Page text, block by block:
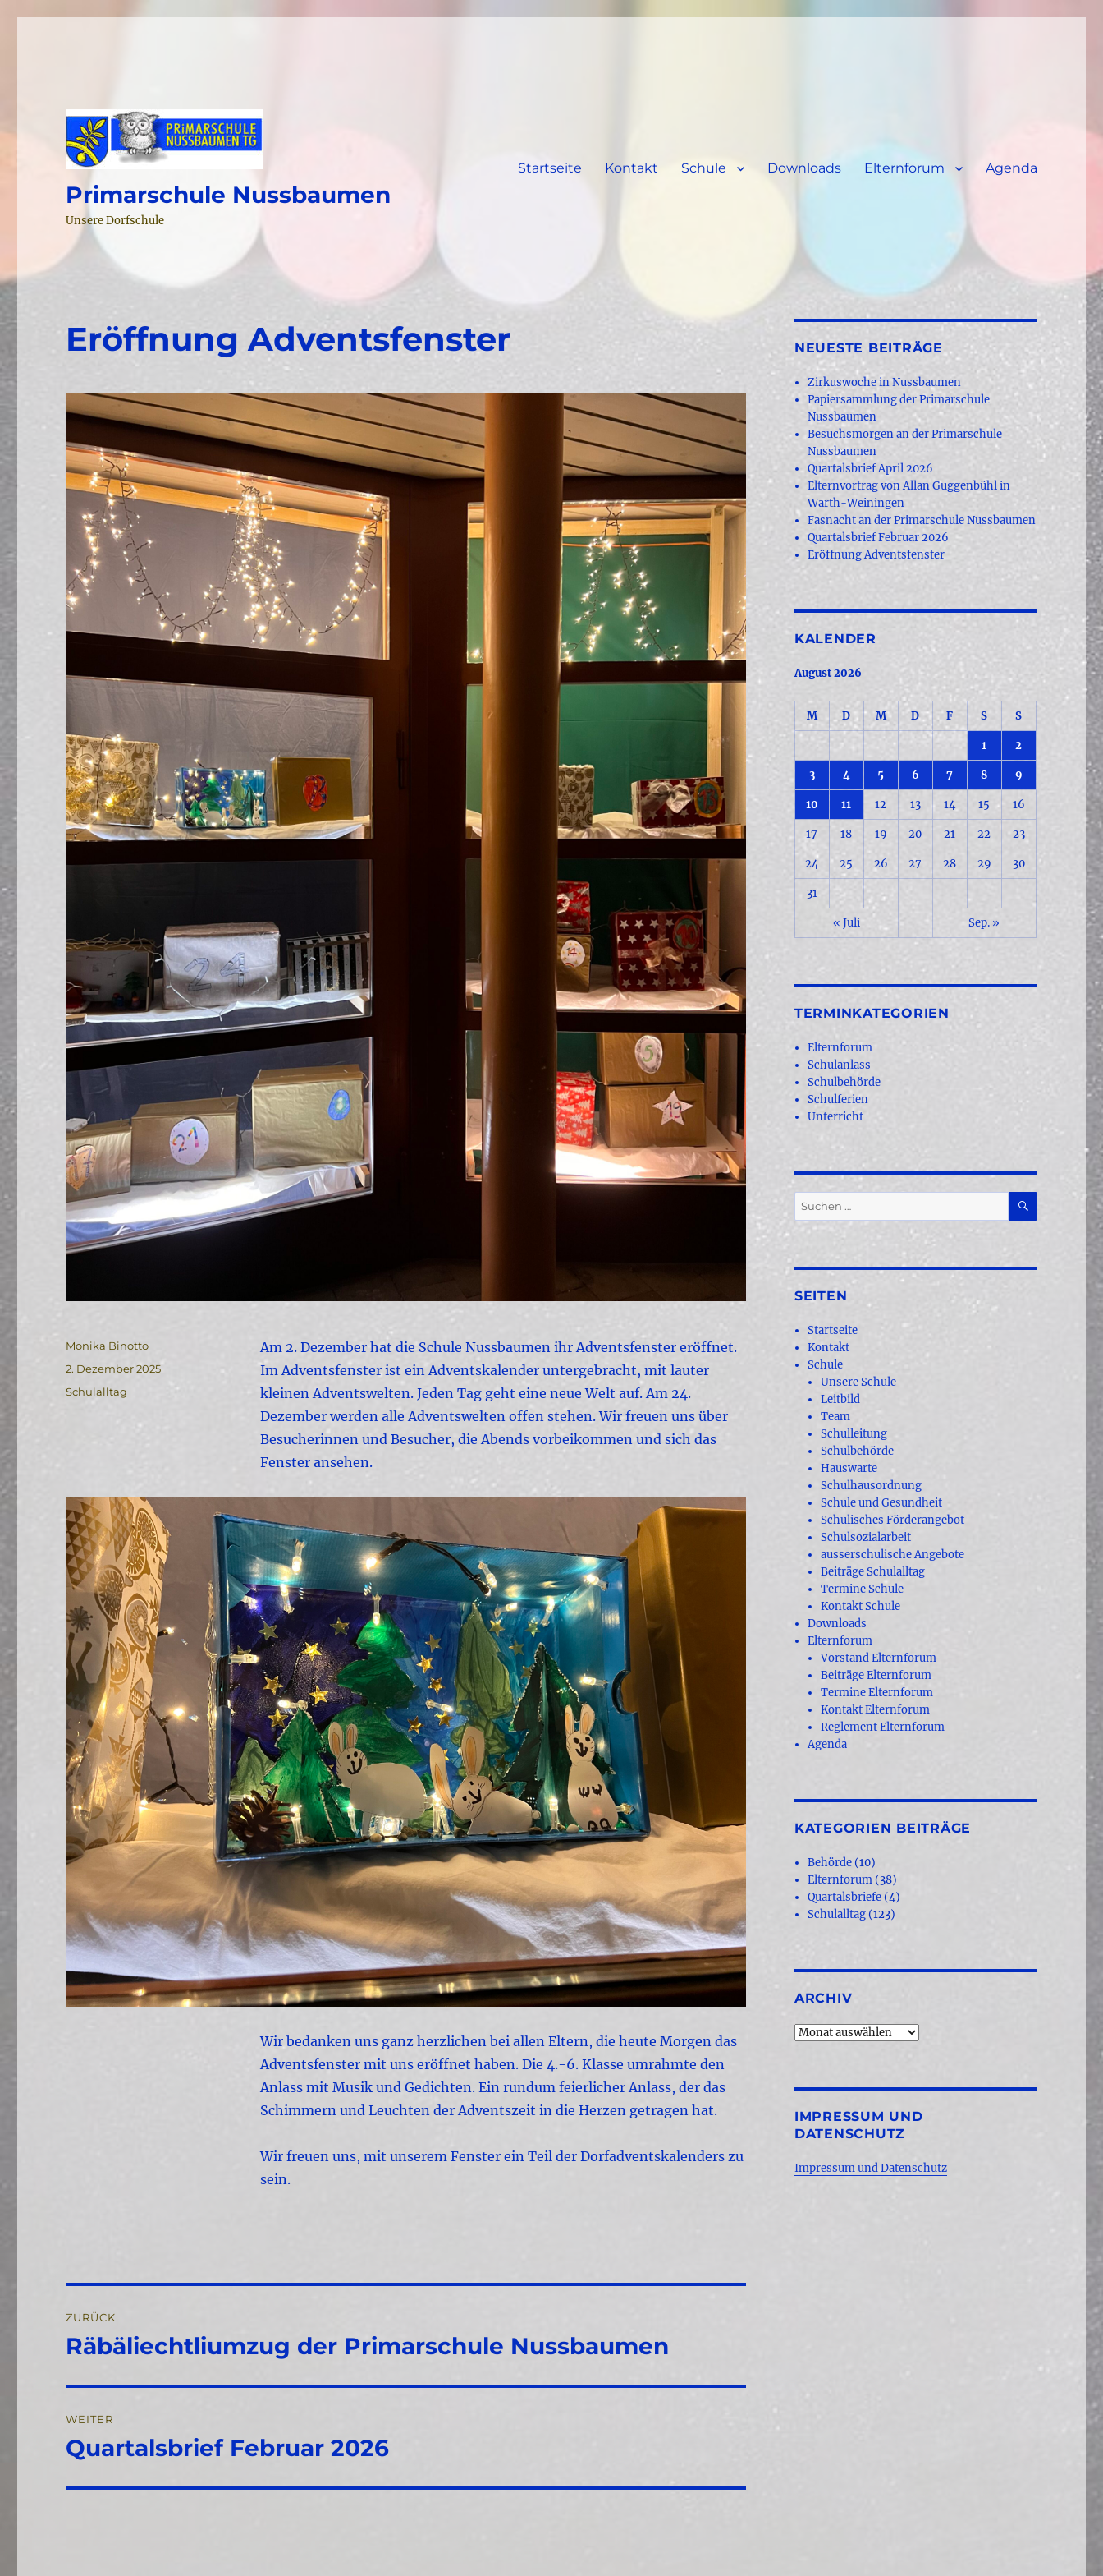
Primarschule Nussbaumen
Unsere Dorfschule
Startseite Kontakt Schule Downloads Elternforum Agenda
Eröffnung Adventsfenster
Am 2. Dezember hat die Schule Nussbaumen ihr Adventsfenster eröffnet.
Im Adventsfenster ist ein Adventskalender untergebracht, mit lauter
kleinen Adventswelten. Jeden Tag geht eine neue Welt auf. Am 24.
Dezember werden alle Adventswelten offen stehen. Wir freuen uns über
Besucherinnen und Besucher, die Abends vorbeikommen und sich das
Fenster ansehen.
Wir bedanken uns ganz herzlichen bei allen Eltern, die heute Morgen das
Adventsfenster mit uns eröffnet haben. Die 4.-6. Klasse umrahmte den
Anlass mit Musik und Gedichten. Ein rundum feierlicher Anlass, der das
Schimmern und Leuchten der Adventszeit in die Herzen getragen hat.
Wir freuen uns, mit unserem Fenster ein Teil der Dorfadventskalenders zu
sein.
Autor
Monika Binotto
Veröffentlicht
am
2. Dezember 2025
Kategorien
Schulalltag
ZURÜCK
Vorheriger
Räbäliechtliumzug der Primarschule Nussbaumen
WEITER
Nächster
Quartalsbrief Februar 2026
NEUESTE BEITRÄGE
Zirkuswoche in Nussbaumen
Papiersammlung der Primarschule
Nussbaumen
Besuchsmorgen an der Primarschule
Nussbaumen
Quartalsbrief April 2026
Elternvortrag von Allan Guggenbühl in
Warth-Weiningen
Fasnacht an der Primarschule Nussbaumen
Quartalsbrief Februar 2026
Eröffnung Adventsfenster
KALENDER
August 2026
M D M D F S S
1 2
3 4 5 6 7 8 9
10 11 12 13 14 15 16
17 18 19 20 21 22 23
24 25 26 27 28 29 30
31
« Juli Sep. »
TERMINKATEGORIEN
Elternforum
Schulanlass
Schulbehörde
Schulferien
Unterricht
Suchen
nach:
SUCHEN
SEITEN
Startseite
Kontakt
Schule
Unsere Schule
Leitbild
Team
Schulleitung
Schulbehörde
Hauswarte
Schulhausordnung
Schule und Gesundheit
Schulisches Förderangebot
Schulsozialarbeit
ausserschulische Angebote
Beiträge Schulalltag
Termine Schule
Kontakt Schule
Downloads
Elternforum
Vorstand Elternforum
Beiträge Elternforum
Termine Elternforum
Kontakt Elternforum
Reglement Elternforum
Agenda
KATEGORIEN BEITRÄGE
Behörde (10)
Elternforum(38)
Quartalsbriefe (4)
Schulalltag(123)
ARCHIV
Archiv
IMPRESSUM UND
DATENSCHUTZ
Impressum und Datenschutz